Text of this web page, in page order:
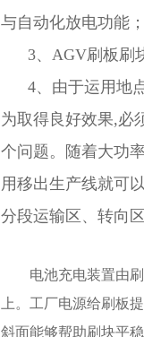
与自动化放电功能
3、AGV刷板刷
4、由于运用地
为取得良好效果,必
个问题。随着大功
用移出生产线就可
分段运输区、转向
电池充电装置由刷
上。工厂电源给刷板
斜面能够帮助刷块平